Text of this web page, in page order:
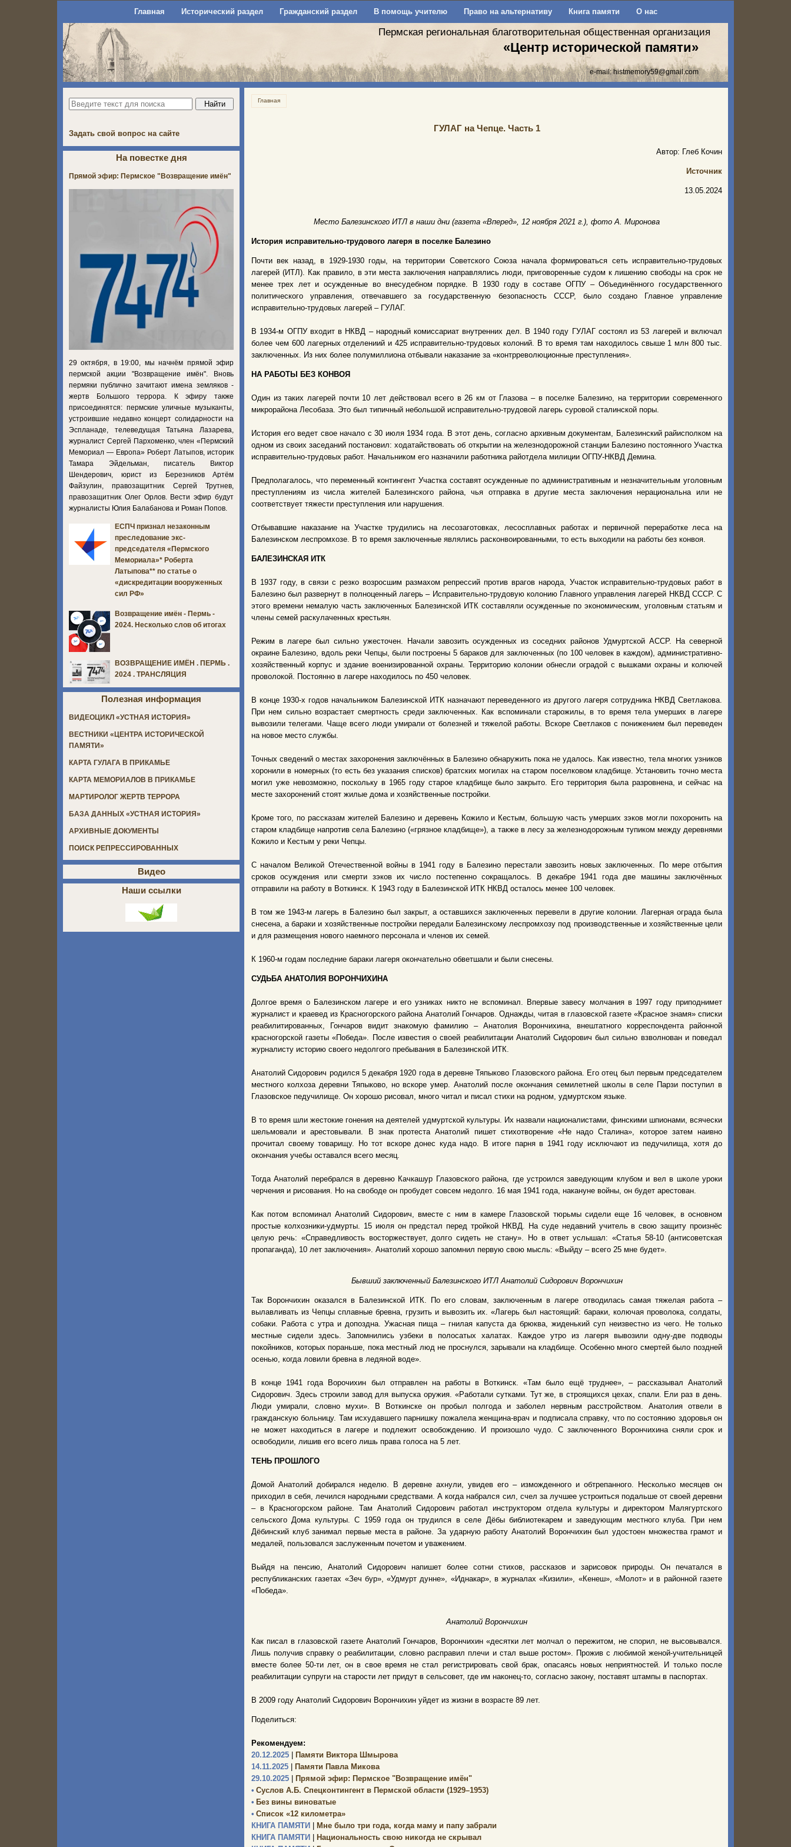
Главная Исторический раздел Гражданский раздел В помощь учителю Право на альтернативу Книга памяти О нас
Пермская региональная благотворительная общественная организация
«Центр исторической памяти»
e-mail:histmemory59@gmail.com
Главная
ГУЛАГ на Чепце. Часть 1
Автор: Глеб Кочин
Источник
13.05.2024
Место Балезинского ИТЛ в наши дни (газета «Вперед», 12 ноября 2021 г.), фото А. Миронова
История исправительно-трудового лагеря в поселке Балезино
Почти век назад, в 1929-1930 годы, на территории Советского Союза начала формироваться сеть исправительно-трудовых
лагерей (ИТЛ). Как правило, в эти места заключения направлялись люди, приговоренные судом к лишению свободы на срок не
менее трех лет и осужденные во внесудебном порядке. В 1930 году в составе ОГПУ – Объединённого государственного
политического управления, отвечавшего за государственную безопасность СССР, было создано Главное управление
исправительно-трудовых лагерей – ГУЛАГ.
В 1934-м ОГПУ входит в НКВД – народный комиссариат внутренних дел. В 1940 году ГУЛАГ состоял из 53 лагерей и включал
более чем 600 лагерных отделениий и 425 исправительно-трудовых колоний. В то время там находилось свыше 1 млн 800 тыс.
заключенных. Из них более полумиллиона отбывали наказание за «контрреволюционные преступления».
НА РАБОТЫ БЕЗ КОНВОЯ
Один из таких лагерей почти 10 лет действовал всего в 26 км от Глазова – в поселке Балезино, на территории современного
микрорайона Лесобаза. Это был типичный небольшой исправительно-трудовой лагерь суровой сталинской поры.
История его ведет свое начало с 30 июля 1934 года. В этот день, согласно архивным документам, Балезинский райисполком на
одном из своих заседаний постановил: ходатайствовать об открытии на железнодорожной станции Балезино постоянного Участка
исправительно-трудовых работ. Начальником его назначили работника райотдела милиции ОГПУ-НКВД Демина.
Предполагалось, что переменный контингент Участка составят осужденные по административным и незначительным уголовным
преступлениям из числа жителей Балезинского района, чья отправка в другие места заключения нерациональна или не
соответствует тяжести преступления или нарушения.
Отбывавшие наказание на Участке трудились на лесозаготовках, лесосплавных работах и первичной переработке леса на
Балезинском леспромхозе. В то время заключенные являлись расконвоированными, то есть выходили на работы без конвоя.
БАЛЕЗИНСКАЯ ИТК
В 1937 году, в связи с резко возросшим размахом репрессий против врагов народа, Участок исправительно-трудовых работ в
Балезино был развернут в полноценный лагерь – Исправительно-трудовую колонию Главного управления лагерей НКВД СССР. С
этого времени немалую часть заключенных Балезинской ИТК составляли осужденные по экономическим, уголовным статьям и
члены семей раскулаченных крестьян.
Режим в лагере был сильно ужесточен. Начали завозить осужденных из соседних районов Удмуртской АССР. На северной
окраине Балезино, вдоль реки Чепцы, были построены 5 бараков для заключенных (по 100 человек в каждом), административно-
хозяйственный корпус и здание военизированной охраны. Территорию колонии обнесли оградой с вышками охраны и колючей
проволокой. Постоянно в лагере находилось по 450 человек.
В конце 1930-х годов начальником Балезинской ИТК назначают переведенного из другого лагеря сотрудника НКВД Светлакова.
При нем сильно возрастает смертность среди заключенных. Как вспоминали старожилы, в то время тела умерших в лагере
вывозили телегами. Чаще всего люди умирали от болезней и тяжелой работы. Вскоре Светлаков с понижением был переведен
на новое место службы.
Точных сведений о местах захоронения заключённых в Балезино обнаружить пока не удалось. Как известно, тела многих узников
хоронили в номерных (то есть без указания списков) братских могилах на старом поселковом кладбище. Установить точно места
могил уже невозможно, поскольку в 1965 году старое кладбище было закрыто. Его территория была разровнена, и сейчас на
месте захоронений стоят жилые дома и хозяйственные постройки.
Кроме того, по рассказам жителей Балезино и деревень Кожило и Кестым, большую часть умерших зэков могли похоронить на
старом кладбище напротив села Балезино («грязное кладбище»), а также в лесу за железнодорожным тупиком между деревнями
Кожило и Кестым у реки Чепцы.
С началом Великой Отечественной войны в 1941 году в Балезино перестали завозить новых заключенных. По мере отбытия
сроков осуждения или смерти зэков их число постепенно сокращалось. В декабре 1941 года две машины заключённых
отправили на работу в Воткинск. К 1943 году в Балезинской ИТК НКВД осталось менее 100 человек.
В том же 1943-м лагерь в Балезино был закрыт, а оставшихся заключенных перевели в другие колонии. Лагерная ограда была
снесена, а бараки и хозяйственные постройки передали Балезинскому леспромхозу под производственные и хозяйственные цели
и для размещения нового наемного персонала и членов их семей.
К 1960-м годам последние бараки лагеря окончательно обветшали и были снесены.
СУДЬБА АНАТОЛИЯ ВОРОНЧИХИНА
Долгое время о Балезинском лагере и его узниках никто не вспоминал. Впервые завесу молчания в 1997 году приподнимет
журналист и краевед из Красногорского района Анатолий Гончаров. Однажды, читая в глазовской газете «Красное знамя» списки
реабилитированных, Гончаров видит знакомую фамилию – Анатолия Ворончихина, внештатного корреспондента районной
красногорской газеты «Победа». После известия о своей реабилитации Анатолий Сидорович был сильно взволнован и поведал
журналисту историю своего недолгого пребывания в Балезинской ИТК.
Анатолий Сидорович родился 5 декабря 1920 года в деревне Тяпыково Глазовского района. Его отец был первым председателем
местного колхоза деревни Тяпыково, но вскоре умер. Анатолий после окончания семилетней школы в селе Парзи поступил в
Глазовское педучилище. Он хорошо рисовал, много читал и писал стихи на родном, удмуртском языке.
В то время шли жестокие гонения на деятелей удмуртской культуры. Их назвали националистами, финскими шпионами, всячески
шельмовали и арестовывали. В знак протеста Анатолий пишет стихотворение «Не надо Сталина», которое затем наивно
прочитал своему товарищу. Но тот вскоре донес куда надо. В итоге парня в 1941 году исключают из педучилища, хотя до
окончания учебы оставался всего месяц.
Тогда Анатолий перебрался в деревню Качкашур Глазовского района, где устроился заведующим клубом и вел в школе уроки
черчения и рисования. Но на свободе он пробудет совсем недолго. 16 мая 1941 года, накануне войны, он будет арестован.
Как потом вспоминал Анатолий Сидорович, вместе с ним в камере Глазовской тюрьмы сидели еще 16 человек, в основном
простые колхозники-удмурты. 15 июля он предстал перед тройкой НКВД. На суде недавний учитель в свою защиту произнёс
целую речь: «Справедливость восторжествует, долго сидеть не стану». Но в ответ услышал: «Статья 58-10 (антисоветская
пропаганда), 10 лет заключения». Анатолий хорошо запомнил первую свою мысль: «Выйду – всего 25 мне будет».
Бывший заключенный Балезинского ИТЛ Анатолий Сидорович Ворончихин
Так Ворончихин оказался в Балезинской ИТК. По его словам, заключенным в лагере отводилась самая тяжелая работа –
вылавливать из Чепцы сплавные бревна, грузить и вывозить их. «Лагерь был настоящий: бараки, колючая проволока, солдаты,
собаки. Работа с утра и допоздна. Ужасная пища – гнилая капуста да брюква, жиденький суп неизвестно из чего. Не только
местные сидели здесь. Запомнились узбеки в полосатых халатах. Каждое утро из лагеря вывозили одну-две подводы
покойников, которых пораньше, пока местный люд не проснулся, зарывали на кладбище. Особенно много смертей было поздней
осенью, когда ловили бревна в ледяной воде».
В конце 1941 года Ворочихин был отправлен на работы в Воткинск. «Там было ещё труднее», – рассказывал Анатолий
Сидорович. Здесь строили завод для выпуска оружия. «Работали сутками. Тут же, в строящихся цехах, спали. Ели раз в день.
Люди умирали, словно мухи». В Воткинске он пробыл полгода и заболел нервным расстройством. Анатолия отвели в
гражданскую больницу. Там исхудавшего парнишку пожалела женщина-врач и подписала справку, что по состоянию здоровья он
не может находиться в лагере и подлежит освобождению. И произошло чудо. С заключенного Ворончихина сняли срок и
освободили, лишив его всего лишь права голоса на 5 лет.
ТЕНЬ ПРОШЛОГО
Домой Анатолий добирался неделю. В деревне ахнули, увидев его – изможденного и обтрепанного. Несколько месяцев он
приходил в себя, лечился народными средствами. А когда набрался сил, счел за лучшее устроиться подальше от своей деревни
– в Красногорском районе. Там Анатолий Сидорович работал инструктором отдела культуры и директором Малягуртского
сельского Дома культуры. С 1959 года он трудился в селе Дёбы библиотекарем и заведующим местного клуба. При нем
Дёбинский клуб занимал первые места в районе. За ударную работу Анатолий Ворончихин был удостоен множества грамот и
медалей, пользовался заслуженным почетом и уважением.
Выйдя на пенсию, Анатолий Сидорович напишет более сотни стихов, рассказов и зарисовок природы. Он печатался в
республиканских газетах «Зеч бур», «Удмурт дунне», «Иднакар», в журналах «Кизили», «Кенеш», «Молот» и в районной газете
«Победа».
Анатолий Ворончихин
Как писал в глазовской газете Анатолий Гончаров, Ворончихин «десятки лет молчал о пережитом, не спорил, не высовывался.
Лишь получив справку о реабилитации, словно расправил плечи и стал выше ростом». Прожив с любимой женой-учительницей
вместе более 50-ти лет, он в свое время не стал регистрировать свой брак, опасаясь новых неприятностей. И только после
реабилитации супруги на старости лет придут в сельсовет, где им наконец-то, согласно закону, поставят штампы в паспортах.
В 2009 году Анатолий Сидорович Ворончихин уйдет из жизни в возрасте 89 лет.
Поделиться:
Рекомендуем:
20.12.2025
Памяти Виктора Шмырова
14.11.2025
Памяти Павла Микова
29.10.2025
Прямой эфир: Пермское "Возвращение имён"
• Суслов А.Б. Спецконтингент в Пермской области (1929–1953)
• Без вины виноватые
• Список «12 километра»
КНИГА ПАМЯТИ
Мне было три года, когда маму и папу забрали
КНИГА ПАМЯТИ
Национальность свою никогда не скрывал
Задать свой вопрос на сайте
На повестке дня
Прямой эфир: Пермское "Возвращение имён"
29 октября, в 19:00, мы начнём прямой эфир
пермской акции "Возвращение имён". Вновь
пермяки публично зачитают имена земляков -
жертв Большого террора. К эфиру также
присоединятся: пермские уличные музыканты,
устроившие недавно концерт солидарности на
Эспланаде, телеведущая Татьяна Лазарева,
журналист Сергей Пархоменко, член «Пермский
Мемориал — Европа» Роберт Латыпов, историк
Тамара Эйдельман, писатель Виктор
Шендерович, юрист из Березников Артём
Файзулин, правозащитник Сергей Трутнев,
правозащитник Олег Орлов. Вести эфир будут
журналисты Юлия Балабанова и Роман Попов.
ЕСПЧ признал незаконным
преследование экс-
председателя «Пермского
Мемориала»* Роберта
Латыпова** по статье о
«дискредитации вооруженных
сил РФ»
Возвращение имён - Пермь -
2024. Несколько слов об итогах
ВОЗВРАЩЕНИЕ ИМЁН . ПЕРМЬ .
2024 . ТРАНСЛЯЦИЯ
Полезная информация
ВИДЕОЦИКЛ «УСТНАЯ ИСТОРИЯ»
ВЕСТНИКИ «ЦЕНТРА ИСТОРИЧЕСКОЙ
ПАМЯТИ»
КАРТА ГУЛАГА В ПРИКАМЬЕ
КАРТА МЕМОРИАЛОВ В ПРИКАМЬЕ
МАРТИРОЛОГ ЖЕРТВ ТЕРРОРА
БАЗА ДАННЫХ «УСТНАЯ ИСТОРИЯ»
АРХИВНЫЕ ДОКУМЕНТЫ
ПОИСК РЕПРЕССИРОВАННЫХ
Видео
Наши ссылки